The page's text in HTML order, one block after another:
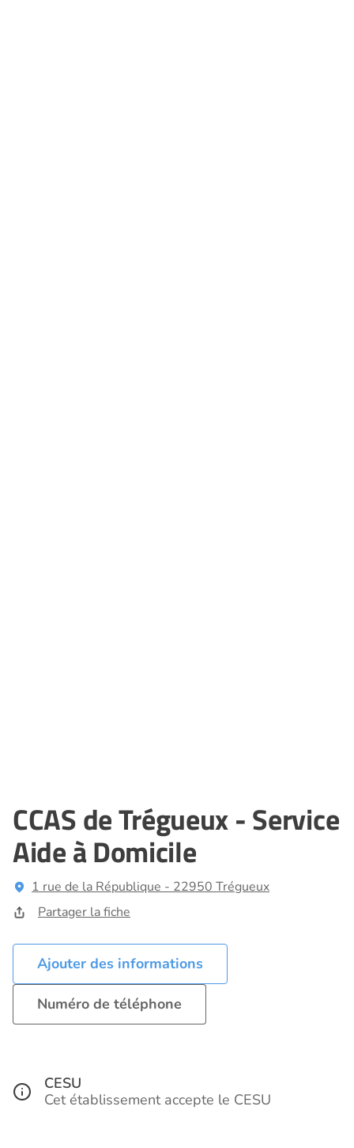
CCAS de Trégueux - Service
Aide à Domicile
1 rue de la République - 22950 Trégueux
Partager la fiche
Ajouter des informations
Numéro de téléphone
CESU
Cet établissement accepte le CESU